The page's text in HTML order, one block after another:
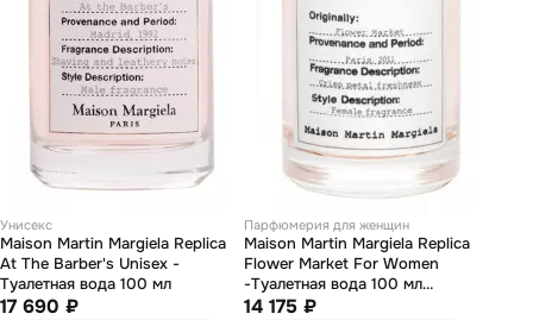
Унисекс
Maison Martin Margiela Replica
At The Barber's Unisex -
Туалетная вода 100 мл
17 690 ₽
Парфюмерия для женщин
Maison Martin Margiela Replica
Flower Market For Women
-Туалетная вода 100 мл
(тестер)
14 175 ₽